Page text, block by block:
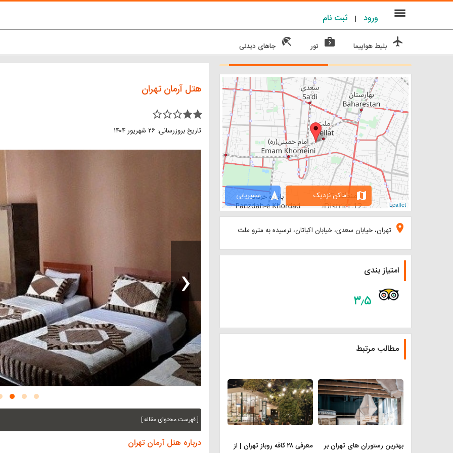
ثبت نام | ورود menu
flight بلیط هواپیما next_week تور beach_access جاهای دیدنی
هتل آرمان تهران
star_border star_border star_border star star
تاریخ بروزرسانی: ۲۶ شهریور ۱۴۰۴
‹
[ فهرست محتوای مقاله ]
درباره هتل آرمان تهران
Leaflet
navigation مسیریابی map اماکن نزدیک
location_on تهران، خیابان سعدی، خیابان اکباتان، نرسیده به مترو ملت
امتیاز بندی
۳٫۵
مطالب مرتبط
بهترین رستوران های تهران بر معرفی ۲۸ کافه روباز تهران | از